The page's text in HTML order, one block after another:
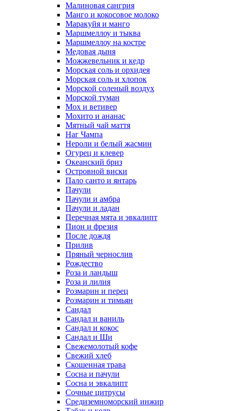
Малиновая сангрия
Манго и кокосовое молоко
Маракуйя и манго
Маршмеллоу и тыква
Маршмеллоу на костре
Медовая дыня
Можжевельник и кедр
Морская соль и орхидея
Морская соль и хлопок
Морской соленый воздух
Морской туман
Мох и ветивер
Мохито и ананас
Мятный чай маття
Наг Чампа
Нероли и белый жасмин
Огурец и клевер
Океанский бриз
Островной виски
Пало санто и янтарь
Пачули
Пачули и амбра
Пачули и ладан
Перечная мята и эвкалипт
Пион и фрезия
После дождя
Прилив
Пряный чернослив
Рождество
Роза и ландыш
Роза и лилия
Розмарин и перец
Розмарин и тимьян
Сандал
Сандал и ваниль
Сандал и кокос
Сандал и Ши
Свежемолотый кофе
Свежий хлеб
Скошенная трава
Сосна и пачули
Сосна и эвкалипт
Сочные цитрусы
Средиземноморский инжир